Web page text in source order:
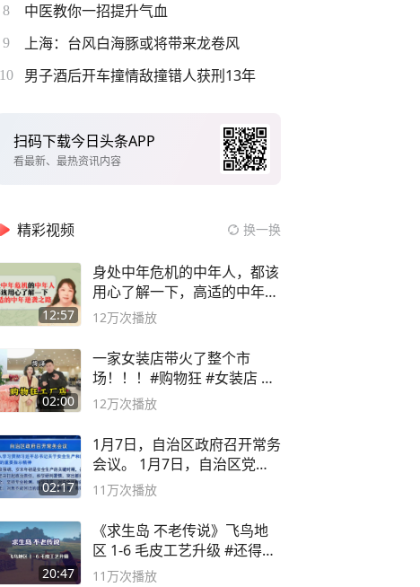
8 中医教你一招提升气血
9 上海：台风白海豚或将带来龙卷风
10 男子酒后开车撞情敌撞错人获刑13年
扫码下载今日头条APP
看最新、最热资讯内容
精彩视频 换一换
12:57
身处中年危机的中年人，都该
用心了解一下，高适的中年逆
袭之路
12万次播放
02:00
一家女装店带火了整个市
场！！！#购物狂 #女装店 #
高品质女装
12万次播放
02:17
1月7日，自治区政府召开常务
会议。 1月7日，自治区党委
副书记
11万次播放
20:47
《求生岛 不老传说》飞鸟地
区 1-6 毛皮工艺升级 #还得是
主机大作
11万次播放